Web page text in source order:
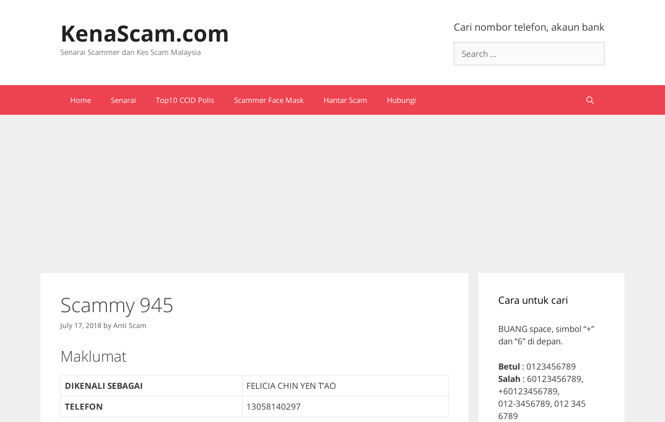
Cari nombor telefon, akaun bank
Search
for:
KenaScam.com
Senarai Scammer dan Kes Scam Malaysia
Home Senarai Top10 CCID Polis Scammer Face Mask Hantar Scam Hubungi
Scammy 945
July 17, 2018 by Anti Scam
Maklumat
DIKENALI SEBAGAI
FELICIA CHIN YEN T’AO
TELEFON
13058140297
Cara untuk cari
BUANG space, simbol “+”
dan “6” di depan.
Betul : 0123456789
Salah : 60123456789,
+60123456789,
012-3456789, 012 345
6789